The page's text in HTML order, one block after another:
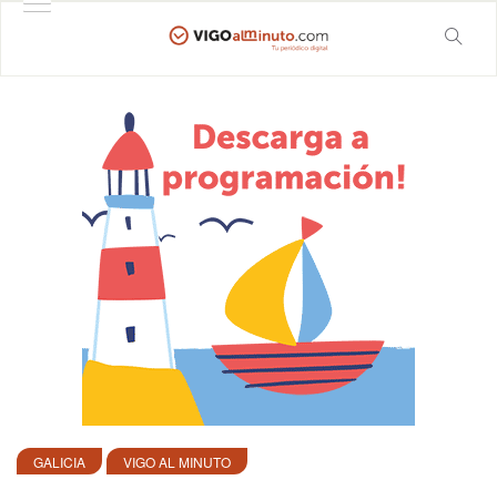
GALICIA VIGO AL MINUTO